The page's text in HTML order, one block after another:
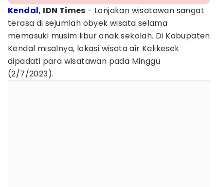
Kendal, IDN Times - Lonjakan wisatawan sangat
terasa di sejumlah obyek wisata selama
memasuki musim libur anak sekolah. Di Kabupaten
Kendal misalnya, lokasi wisata air Kalikesek
dipadati para wisatawan pada Minggu
(2/7/2023).